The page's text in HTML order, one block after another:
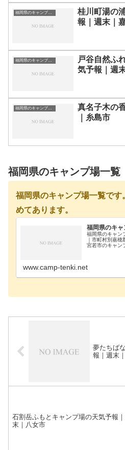
福岡県のキャンプ場一覧
桂川町湯の
報｜週末｜
福岡県のキャンプ場一覧
戸谷自然ふ
気予報｜週
福岡県のキャンプ場一覧
真名子木の
｜糸島市
福岡県のキャンプ場一覧
福岡県のキャンプ場一覧です
めてあります。
福岡県のキ
福岡県のキャン
｜市町村別嘉
宮若市のキャン
www.camp-tenki.net
夢たちば
報｜週末
石割岳ふもとキャンプ場の天気予報
末｜八女市